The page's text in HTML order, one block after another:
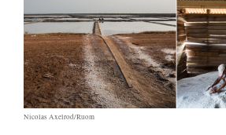
Nicolas Axelrod/Ruom